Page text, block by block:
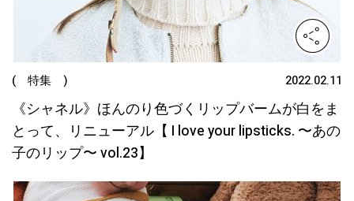
( 特集 ) 2022.02.11
《シャネル》ほんのり色づくリップバームが白をま
とって、リニューアル【 I love your lipsticks. 〜あの
子のリップ〜 vol.23】